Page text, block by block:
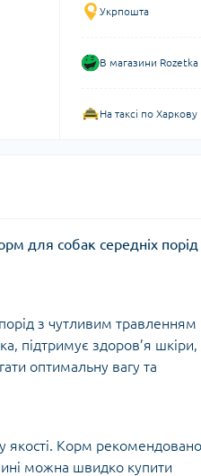
Укрпошта
В магазини Rozetka
На таксі по Харкову
для собак середніх порід
з чутливим травленням
підтримує здоров’я шкіри,
оптимальну вагу та
якості. Корм рекомендовано
можна швидко купити